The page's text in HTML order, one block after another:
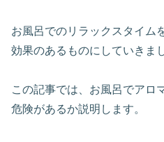
お風呂でのリラックスタイム
効果のあるものにしていきま
この記事では、お風呂でアロ
危険があるか説明します。